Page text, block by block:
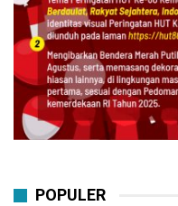
POPULER